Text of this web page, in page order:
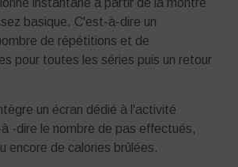
instantané à partir de la montre
basique. C'est-à-dire un
de répétitions et de
pour toutes les séries puis un retour
un écran dédié à l'activité
-dire le nombre de pas effectués,
encore de calories brûlées.